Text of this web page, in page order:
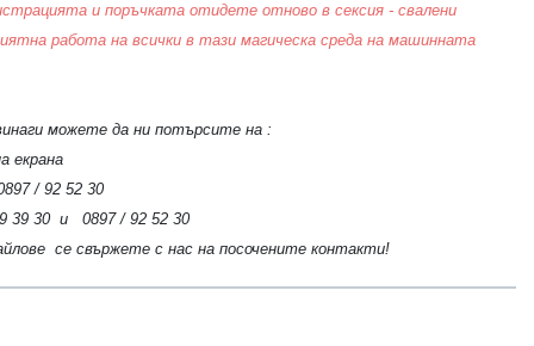
и поръчката отидете отново в сексия - свалени
работа на всички в тази магическа среда на машинната
можете да ни потърсите на :
екрана
/ 92 52 30
30 и 0897 / 92 52 30
се свържете с нас на посочените контакти!